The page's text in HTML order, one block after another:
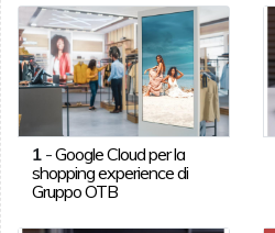
1-Google Cloud per la
shopping experience di
Gruppo OTB